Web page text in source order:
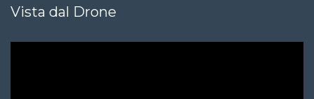
Vista dal Drone